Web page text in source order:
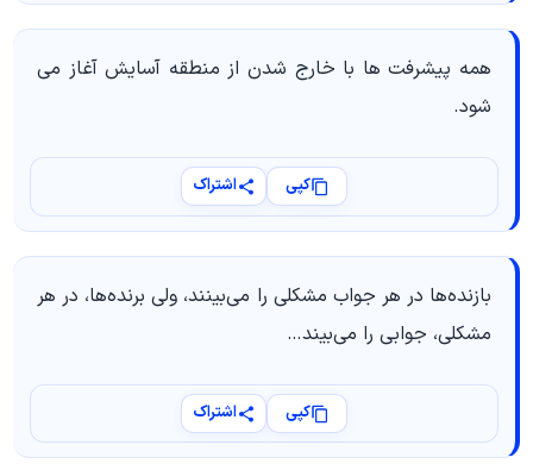
همه پیشرفت ها با خارج شدن از منطقه آسایش آغاز می
شود.
کپی اشتراک
بازنده‌ها در هر جواب مشکلی را می‌بینند، ولی برنده‌ها، در هر
مشکلی، جوابی را می‌بیند…
کپی اشتراک